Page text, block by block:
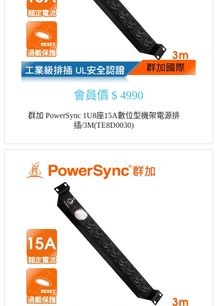
會員價 $ 4990
群加 PowerSync 1U8座15A數位型機架電源排
插/3M(TE8D0030)